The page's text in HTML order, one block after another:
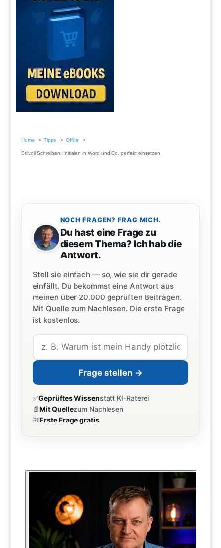
Home Tipps Office
Stilvoll Schreiben: Initialen in Word und Co. perfekt einsetzen
NOCH FRAGEN? FRAG MICH.
Du hast eine Frage zu
diesem Thema? Ich hab die
Antwort.
Stell sie einfach — so, wie sie dir gerade
einfällt. Du bekommst eine Antwort aus
meinen über 20.000 geprüften Beiträgen.
Mit Quelle zum Nachlesen. Die erste Frage
ist kostenlos.
Frage stellen →
✅Geprüftes Wissenstatt KI-Raterei
📄Mit Quellezum Nachlesen
🆓Erste Frage gratis